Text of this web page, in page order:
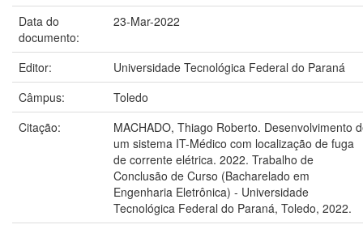
Data do
documento:
23-Mar-2022
Editor:
Universidade Tecnológica Federal do Paraná
Câmpus:
Toledo
Citação:
MACHADO, Thiago Roberto. Desenvolvimento
um sistema IT-Médico com localização de fuga
de corrente elétrica. 2022. Trabalho de
Conclusão de Curso (Bacharelado em
Engenharia Eletrônica) - Universidade
Tecnológica Federal do Paraná, Toledo, 2022.